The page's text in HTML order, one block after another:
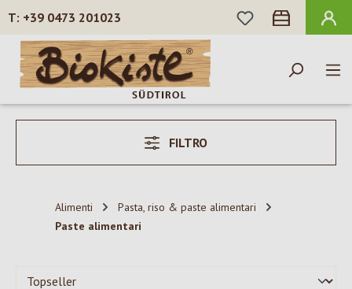
Passa al contenuto principale
+39 0473 201023
HAI 0 ARTICOLI
FILTRO
Alimenti
Pasta, riso & paste alimentari
Paste alimentari